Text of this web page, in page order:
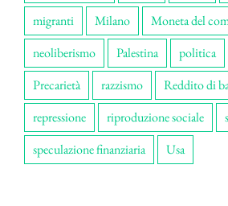
migranti
Milano Moneta del
neoliberismo
Palestina politica
Precarietà
razzismo
Reddito di
repressione
riproduzione sociale
speculazione finanziaria
Usa